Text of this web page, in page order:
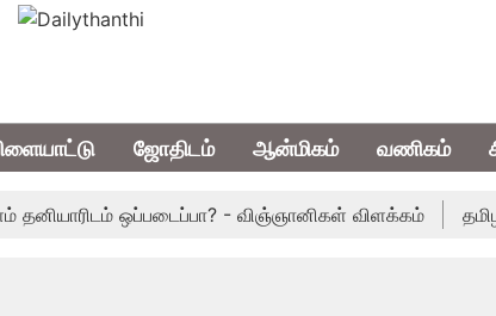
ஜோதிடம் ஆன்மிகம் வணிகம்
ஒப்படைப்பா? - விஞ்ஞானிகள் விளக்கம் தமிழக